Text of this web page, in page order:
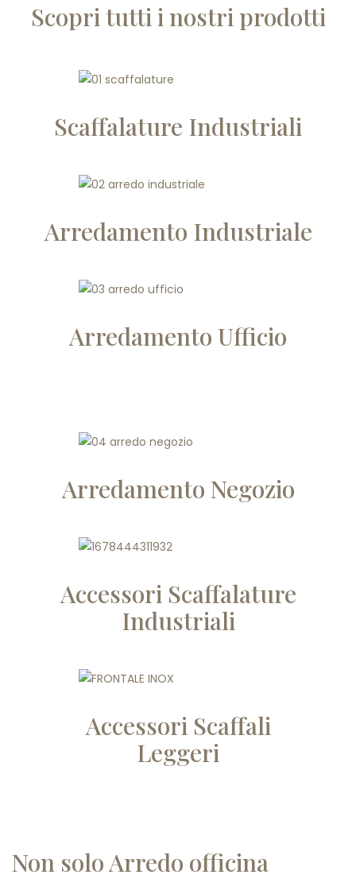
Scopri tutti i nostri prodotti
Scaffalature Industriali
Arredamento Industriale
Arredamento Ufficio
Arredamento Negozio
Accessori Scaffalature
Industriali
Accessori Scaffali
Leggeri
Non solo Arredo officina